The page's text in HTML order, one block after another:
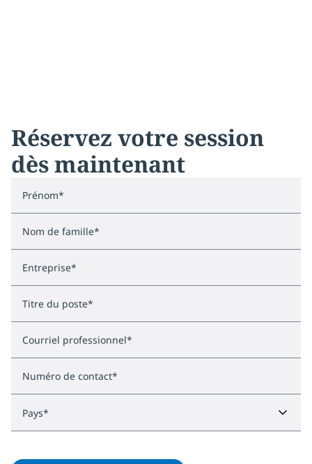
Réservez votre session
dès maintenant
Prénom*
Nom de famille*
Entreprise*
Titre du poste*
Courriel professionnel*
Numéro de contact*
Pays*